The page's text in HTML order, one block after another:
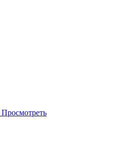
Просмотреть